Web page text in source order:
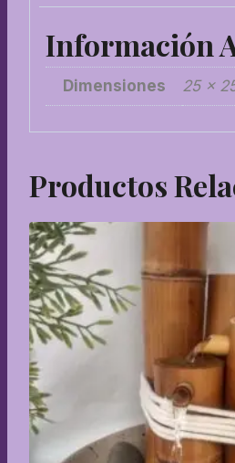
Información
Dimensiones 25 ×
Productos